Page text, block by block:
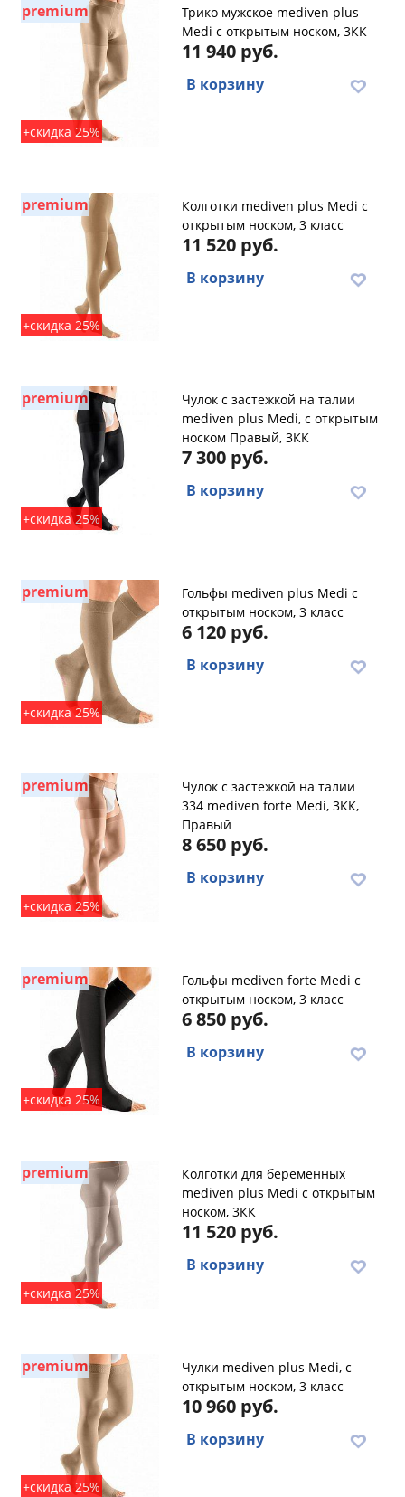
premium
+скидка 25%
Трико мужское mediven plus
Medi с открытым носком, 3КК
11 940 руб.
В корзину
premium
+скидка 25%
Колготки mediven plus Medi с
открытым носком, 3 класс
11 520 руб.
В корзину
premium
+скидка 25%
Чулок с застежкой на талии
mediven plus Medi, с открытым
носком Правый, 3КК
7 300 руб.
В корзину
premium
+скидка 25%
Гольфы mediven plus Medi с
открытым носком, 3 класс
6 120 руб.
В корзину
premium
+скидка 25%
Чулок с застежкой на талии
334 mediven forte Medi, 3КК,
Правый
8 650 руб.
В корзину
premium
+скидка 25%
Гольфы mediven forte Medi с
открытым носком, 3 класс
6 850 руб.
В корзину
premium
+скидка 25%
Колготки для беременных
mediven plus Medi с открытым
носком, 3КК
11 520 руб.
В корзину
premium
+скидка 25%
Чулки mediven plus Medi, с
открытым носком, 3 класс
10 960 руб.
В корзину